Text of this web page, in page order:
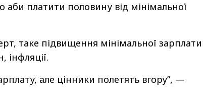
платити половину від мінімальної
таке підвищення мінімальної зарплати
інфляції.
але цінники полетять вгору”, —